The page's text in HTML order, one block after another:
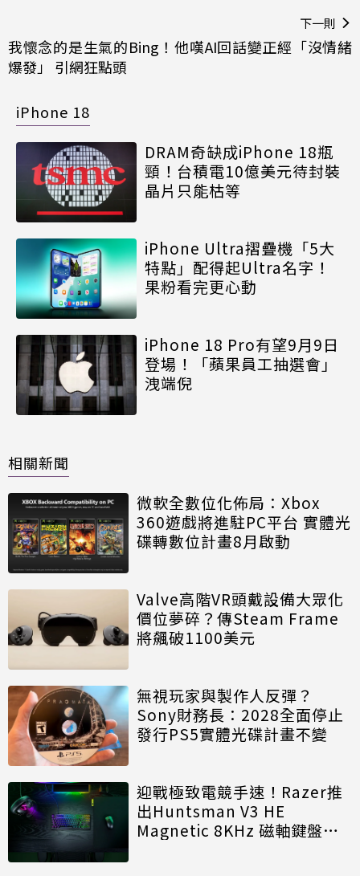
下一則
我懷念的是生氣的Bing！他嘆AI回話變正經「沒情緒
爆發」 引網狂點頭
iPhone 18
DRAM奇缺成iPhone 18瓶
頸！台積電10億美元待封裝
晶片只能枯等
iPhone Ultra摺疊機「5大
特點」配得起Ultra名字！
果粉看完更心動
iPhone 18 Pro有望9月9日
登場！「蘋果員工抽選會」
洩端倪
相關新聞
微軟全數位化佈局：Xbox
360遊戲將進駐PC平台 實體光
碟轉數位計畫8月啟動
Valve高階VR頭戴設備大眾化
價位夢碎？傳Steam Frame
將飆破1100美元
無視玩家與製作人反彈？
Sony財務長：2028全面停止
發行PS5實體光碟計畫不變
迎戰極致電競手速！Razer推
出Huntsman V3 HE
Magnetic 8KHz 磁軸鍵盤效